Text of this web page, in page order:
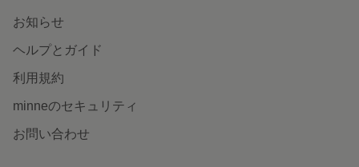
お知らせ
ヘルプとガイド
利用規約
minneのセキュリティ
お問い合わせ